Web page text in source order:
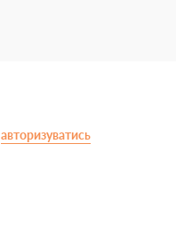
авторизуватись